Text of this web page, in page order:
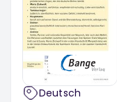
Deutsch